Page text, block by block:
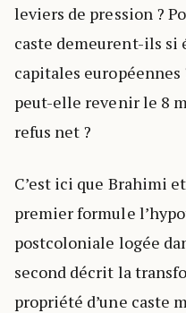
leviers de pression ?
caste demeurent-ils
capitales
peut-elle revenir le 8
refus net ?
C’est ici que Brahimi
premier formule
postcoloniale logée
second décrit la
propriété d’une caste